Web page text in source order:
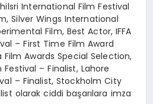
International Film Festival
Silver Wings International
Film, Best Actor, IFFA
– First Time Film Award
Awards Special Selection,
– Finalist, Lahore
– Finalist, Stockholm City
olarak ciddi başarılara imza